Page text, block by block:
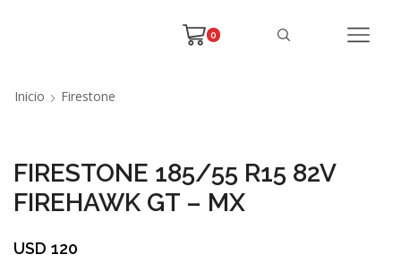
0
Inicio Firestone
FIRESTONE 185/55 R15 82V
FIREHAWK GT – MX
USD 120